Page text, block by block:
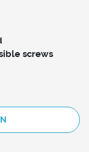
screws